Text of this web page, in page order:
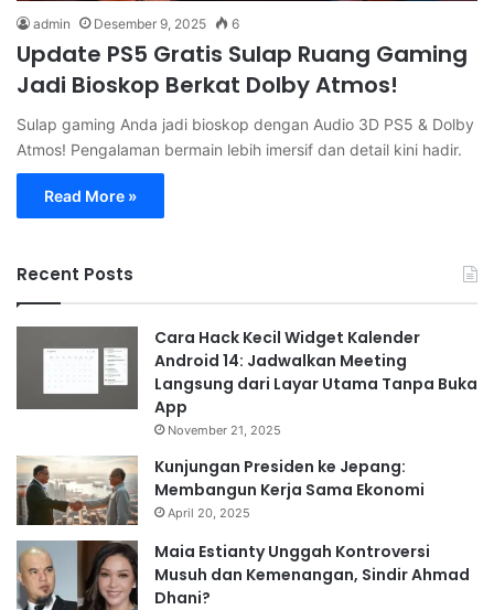
admin Desember 9, 2025 6
Update PS5 Gratis Sulap Ruang Gaming
Jadi Bioskop Berkat Dolby Atmos!
Sulap gaming Anda jadi bioskop dengan Audio 3D PS5 & Dolby
Atmos! Pengalaman bermain lebih imersif dan detail kini hadir.
Read More »
Recent Posts
Cara Hack Kecil Widget Kalender
Android 14: Jadwalkan Meeting
Langsung dari Layar Utama Tanpa Buka
App
November 21, 2025
Kunjungan Presiden ke Jepang:
Membangun Kerja Sama Ekonomi
April 20, 2025
Maia Estianty Unggah Kontroversi
Musuh dan Kemenangan, Sindir Ahmad
Dhani?